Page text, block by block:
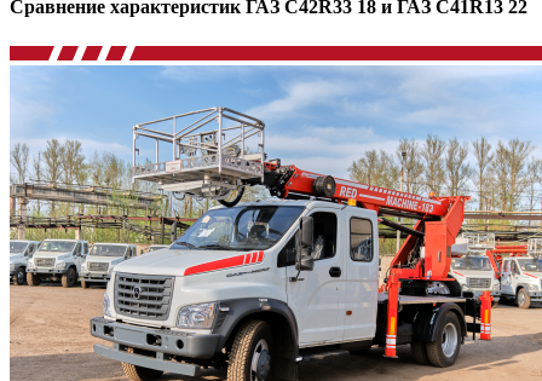
Сравнение характеристик ГАЗ C42R33 18 и ГАЗ C41R13 22